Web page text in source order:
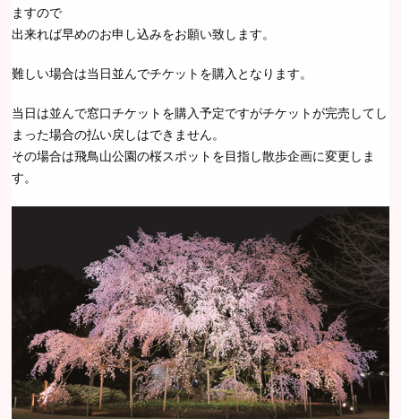
ますので
出来れば早めのお申し込みをお願い致します。
難しい場合は当日並んでチケットを購入となります。
当日は並んで窓口チケットを購入予定ですがチケットが完売してし
まった場合の払い戻しはできません。
その場合は飛鳥山公園の桜スポットを目指し散歩企画に変更しま
す。